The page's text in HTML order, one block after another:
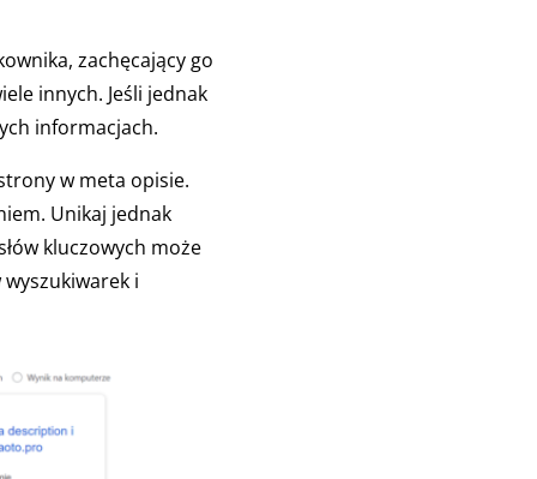
zachęcający go
innych. Jeśli jednak
informacjach.
w meta opisie.
Unikaj jednak
kluczowych może
i